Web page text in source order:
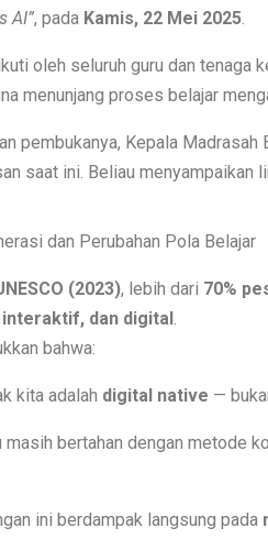
AI”, pada Kamis, 22 Mei 2025
oleh seluruh guru dan tenaga
menunjang proses belajar
pembukanya, Kepala
saat ini. Beliau menyampaikan
dan Perubahan Pola Belajar
(2023), lebih dari 70%
dan digital
bahwa:
kita adalah digital native —
masih bertahan dengan metode
ini berdampak langsung pada